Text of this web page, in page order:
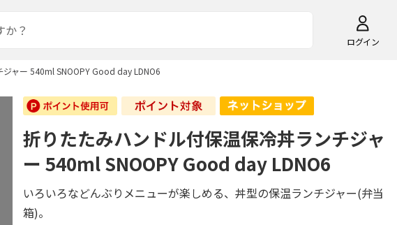
ログイン
ャー 540ml SNOOPY Good day LDNO6
折りたたみハンドル付保温保冷丼ランチジャ
ー 540ml SNOOPY Good day LDNO6
いろいろなどんぶりメニューが楽しめる、丼型の保温ランチジャー(弁当
箱)。